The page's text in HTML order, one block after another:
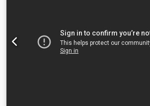
inspektora: Mašina je generalno u
dinamički test nije izvršen, potpuna
bila dostupna na gradilištu, primetan je